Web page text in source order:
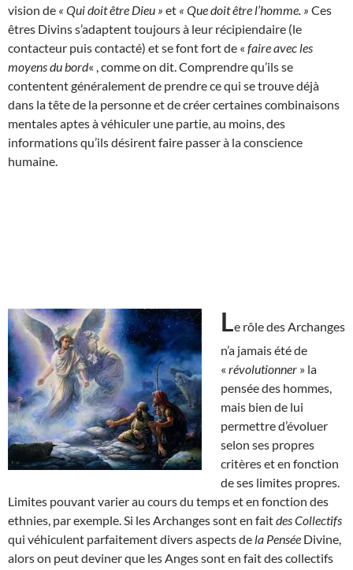
vision de « Qui doit être Dieu » et « Que doit être l’homme. » Ces
êtres Divins s’adaptent toujours à leur récipiendaire (le
contacteur puis contacté) et se font fort de « faire avec les
moyens du bord« , comme on dit. Comprendre qu’ils se
contentent généralement de prendre ce qui se trouve déjà
dans la tête de la personne et de créer certaines combinaisons
mentales aptes à véhiculer une partie, au moins, des
informations qu’ils désirent faire passer à la conscience
humaine.
Le rôle des Archanges
n’a jamais été de
« révolutionner » la
pensée des hommes,
mais bien de lui
permettre d’évoluer
selon ses propres
critères et en fonction
de ses limites propres.
Limites pouvant varier au cours du temps et en fonction des
ethnies, par exemple. Si les Archanges sont en faitdes Collectifs
qui véhiculent parfaitement divers aspects de la Pensée Divine,
alors on peut deviner que les Anges sont en fait des collectifs